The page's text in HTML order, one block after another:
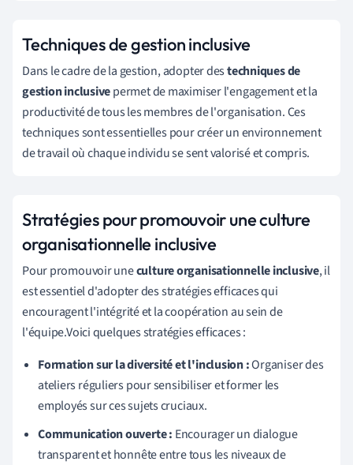
Techniques de gestion inclusive
Dans le cadre de la gestion, adopter destechniques de
gestion inclusivepermet de maximiser l'engagement et la
productivité de tous les membres de l'organisation. Ces
techniques sont essentielles pour créer un environnement
de travail où chaque individu se sent valorisé et compris.
Stratégies pour promouvoir une culture
organisationnelle inclusive
Pour promouvoir uneculture organisationnelle inclusive, il
est essentiel d'adopter des stratégies efficaces qui
encouragent l'intégrité et la coopération au sein de
l'équipe.Voici quelques stratégies efficaces :
Formation sur la diversité et l'inclusion :Organiser des
ateliers réguliers pour sensibiliser et former les
employés sur ces sujets cruciaux.
Communication ouverte : Encourager un dialogue
transparent et honnête entre tous les niveaux de